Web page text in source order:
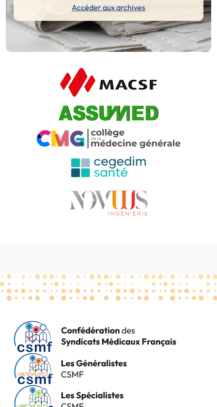
Accéder aux archives